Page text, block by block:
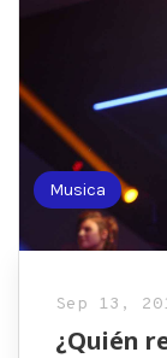
Musica
Sep 13,
¿Quién